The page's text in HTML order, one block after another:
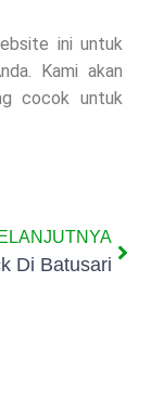
ini untuk
Kami akan
cocok untuk
Di Batusari